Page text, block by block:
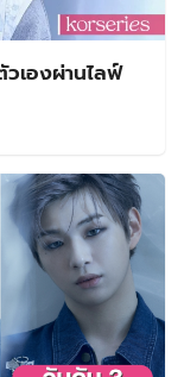
เองผ่านไลฟ์